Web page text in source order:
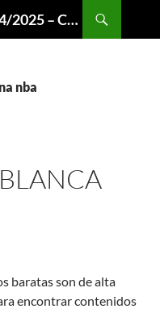
Camisetas Basket Baratas 2024/2025 – Camisetas NBA
nba
baratas son de alta
encontrar contenidos